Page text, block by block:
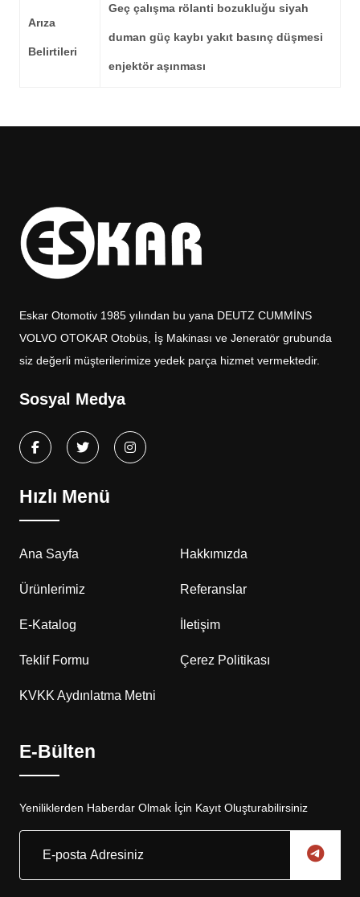
Arıza
Belirtileri
Geç çalışma rölanti bozukluğu siyah
duman güç kaybı yakıt basınç düşmesi
enjektör aşınması
Eskar Otomotiv 1985 yılından bu yana DEUTZ CUMMİNS
VOLVO OTOKAR Otobüs, İş Makinası ve Jeneratör grubunda
siz değerli müşterilerimize yedek parça hizmet vermektedir.
Sosyal Medya
Hızlı Menü
Ana Sayfa Hakkımızda
Ürünlerimiz Referanslar
E-Katalog İletişim
Teklif Formu Çerez Politikası
KVKK Aydınlatma Metni
E-Bülten
Yeniliklerden Haberdar Olmak İçin Kayıt Oluşturabilirsiniz